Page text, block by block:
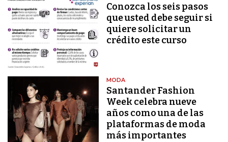
Conozca los seis pasos
que usted debe seguir si
quiere solicitar un
crédito este curso
MODA
Santander Fashion
Week celebra nueve
años como una de las
plataformas de moda
más importantes